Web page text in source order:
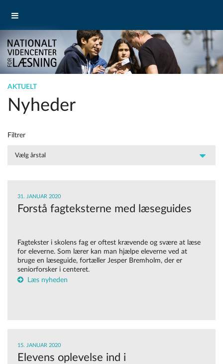
AKTUELT
Nyheder
Filtrer
31. JANUAR 2020
Forstå fagteksterne med læseguides
Fagtekster i skolens fag er oftest krævende og svære at læse
for eleverne. Som lærer kan man hjælpe eleverne ved at
bruge en læseguide, fortæller Jesper Bremholm, der er
seniorforsker i centeret.
Læs nyheden
15. JANUAR 2020
Elevens oplevelse ind i